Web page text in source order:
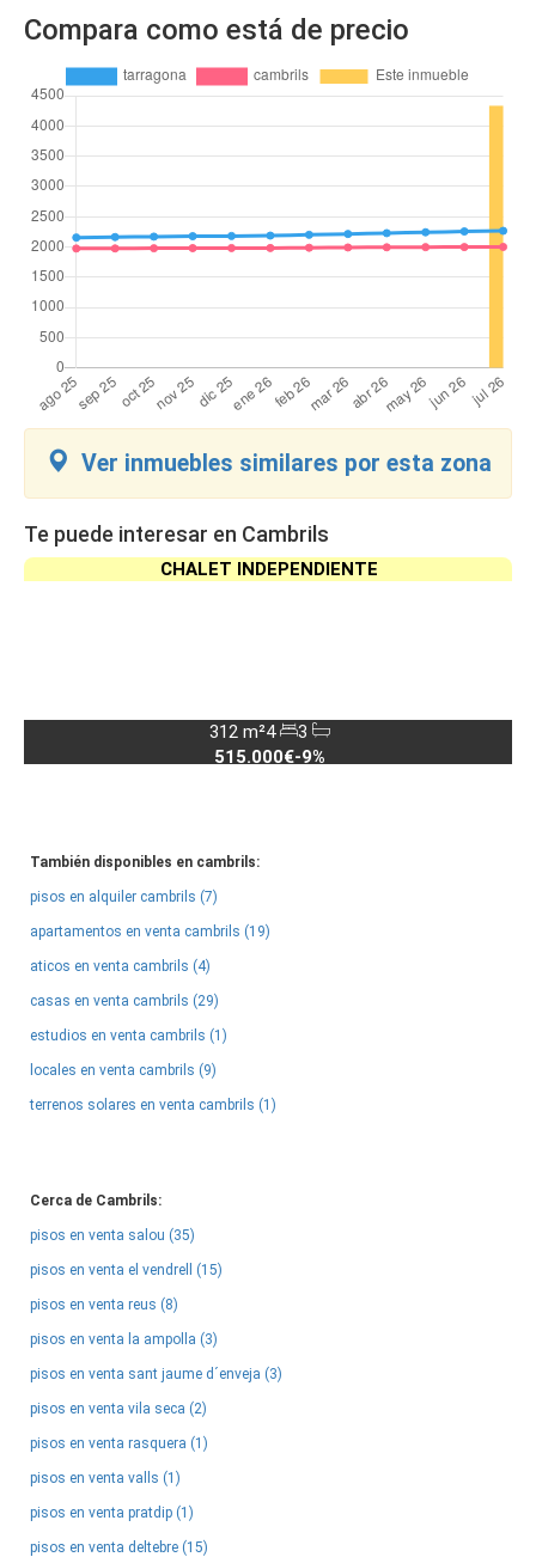
Compara como está de precio
Ver inmuebles similares por esta zona
Te puede interesar en Cambrils
CHALET INDEPENDIENTE
312 m²4
3
515.000€-9%
También disponibles en cambrils:
pisos en alquiler cambrils (7)
apartamentos en venta cambrils (19)
aticos en venta cambrils (4)
casas en venta cambrils (29)
estudios en venta cambrils (1)
locales en venta cambrils (9)
terrenos solares en venta cambrils (1)
Cerca de Cambrils:
pisos en venta salou (35)
pisos en venta el vendrell (15)
pisos en venta reus (8)
pisos en venta la ampolla (3)
pisos en venta sant jaume d´enveja (3)
pisos en venta vila seca (2)
pisos en venta rasquera (1)
pisos en venta valls (1)
pisos en venta pratdip (1)
pisos en venta deltebre (15)